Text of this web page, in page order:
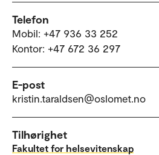
Telefon
Mobil: +47 936 33 252
Kontor: +47 672 36 297
E-post
kristin.taraldsen@oslomet.no
Tilhørighet
Fakultet for helsevitenskap